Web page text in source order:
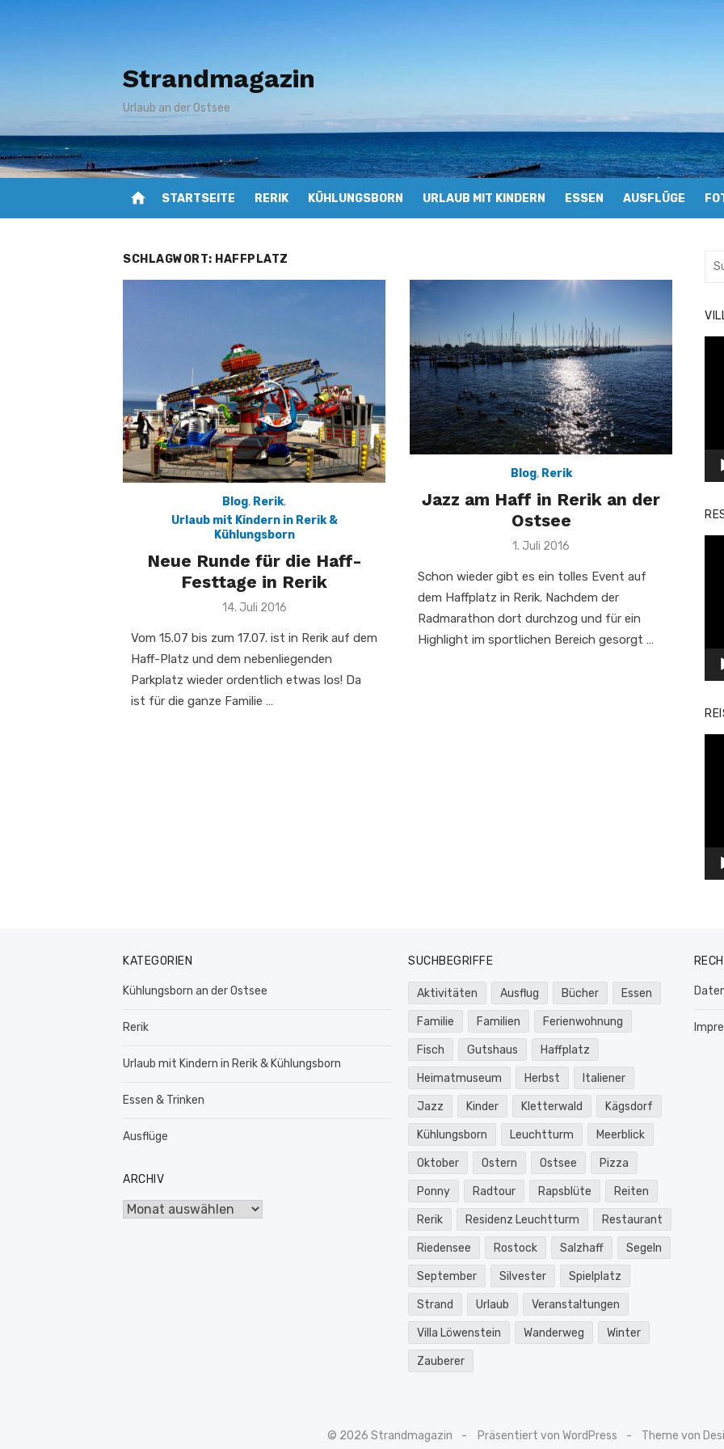
Strandmagazin
Urlaub an der Ostsee
home STARTSEITE RERIK KÜHLUNGSBORN URLAUB MIT KINDERN ESSEN AUSFLÜGE
SCHLAGWORT: HAFFPLATZ
Blog, Rerik,
Urlaub mit Kindern in Rerik &
Kühlungsborn
Neue Runde für die Haff-
Festtage in Rerik
Veröffentlicht
14. Juli 2016
Vom 15.07 bis zum 17.07. ist in Rerik auf dem
Haff-Platz und dem nebenliegenden
Parkplatz wieder ordentlich etwas los! Da
ist für die ganze Familie …
Blog, Rerik
Jazz am Haff in Rerik an der
Ostsee
Veröffentlicht
1. Juli 2016
Schon wieder gibt es ein tolles Event auf
dem Haffplatz in Rerik. Nachdem der
Radmarathon dort durchzog und für ein
Highlight im sportlichen Bereich gesorgt …
KATEGORIEN
Kühlungsborn an der Ostsee
Rerik
Urlaub mit Kindern in Rerik & Kühlungsborn
Essen & Trinken
Ausflüge
ARCHIV
Archiv
SUCHBEGRIFFE
Aktivitäten Ausflug Bücher Essen
Familie Familien Ferienwohnung
Fisch Gutshaus Haffplatz
Heimatmuseum Herbst Italiener
Jazz Kinder Kletterwald Kägsdorf
Kühlungsborn Leuchtturm Meerblick
Oktober Ostern Ostsee Pizza
Ponny Radtour Rapsblüte Reiten
Rerik Residenz Leuchtturm Restaurant
Riedensee Rostock Salzhaff Segeln
September Silvester Spielplatz
Strand Urlaub Veranstaltungen
Villa Löwenstein Wanderweg Winter
Zauberer
© 2026 Strandmagazin Präsentiert von WordPress Theme von